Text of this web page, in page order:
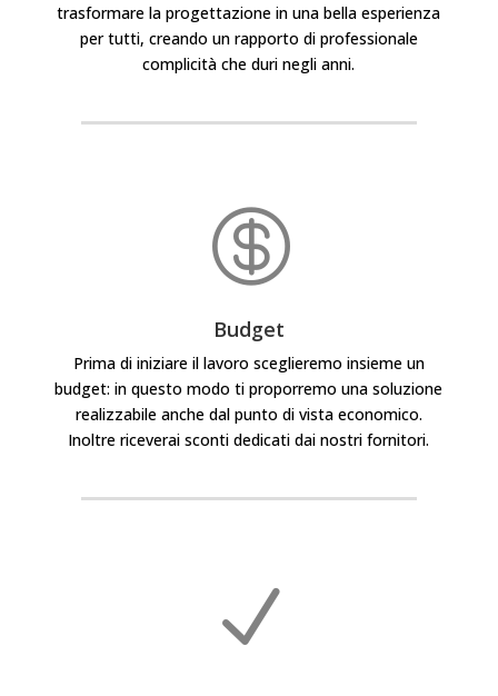
trasformare la progettazione in una bella esperienza
per tutti, creando un rapporto di professionale
complicità che duri negli anni.

Budget
Prima di iniziare il lavoro sceglieremo insieme un
budget: in questo modo ti proporremo una soluzione
realizzabile anche dal punto di vista economico.
Inoltre riceverai sconti dedicati dai nostri fornitori.
N